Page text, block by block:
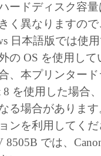
AND
AND
BEFORE
THE BUTTON
AS
YOU
OF
TO THE
ードディスク容
く異なりますの
日本語版では使用
の OS を使用し
、本プリンター
8 を使用した場合
る場合がありま
ンを利用してくだ
8505B では、